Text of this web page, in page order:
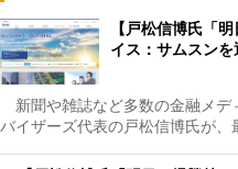
【戸松信博氏「
イス：サムスン
新聞や雑誌など多数の金融メデ
バイザーズ代表の戸松信博氏が、